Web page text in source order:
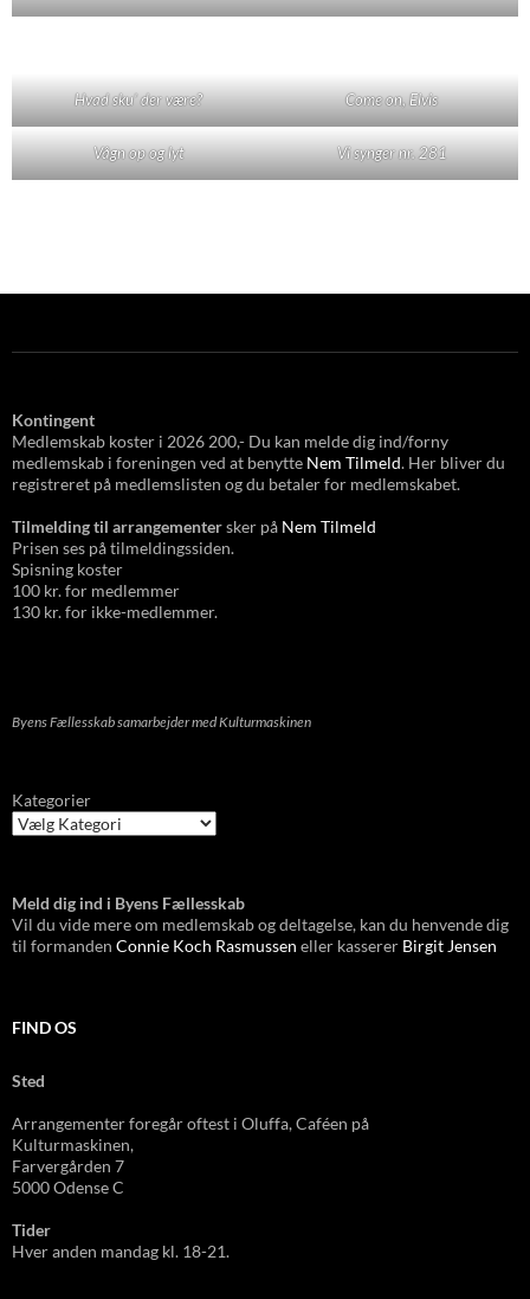
Hvad sku' der være? Come on, Elvis
Vågn op og lyt Vi synger nr. 281
Kontingent
Medlemskab koster i 2026 200,- Du kan melde dig ind/forny
medlemskab i foreningen ved at benytte Nem Tilmeld. Her bliver du
registreret på medlemslisten og du betaler for medlemskabet.
Tilmelding til arrangementersker på Nem Tilmeld
Prisen ses på tilmeldingssiden.
Spisning koster
100 kr. for medlemmer
130 kr. for ikke-medlemmer.
Byens Fællesskab samarbejder med Kulturmaskinen
Kategorier
Meld dig ind i Byens Fællesskab
Vil du vide mere om medlemskab og deltagelse, kan du henvende dig
til formanden Connie Koch Rasmussen eller kasserer Birgit Jensen
FIND OS
Sted
Arrangementer foregår oftest i Oluffa, Caféen på
Kulturmaskinen,
Farvergården 7
5000 Odense C
Tider
Hver anden mandag kl. 18-21.